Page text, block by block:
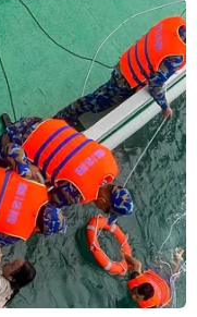
thảo luận về thời
trái phiếu khi
sau đại dịch.
này, chỉ số VN-
lên 1.361,72
tăng 2,32
.
Vietnam+)